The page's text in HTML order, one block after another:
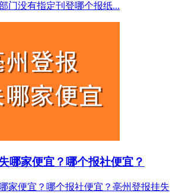
门没有指定刊登哪个报纸...
哪家便宜？哪个报社便宜？
家便宜？哪个报社便宜？亳州登报挂失